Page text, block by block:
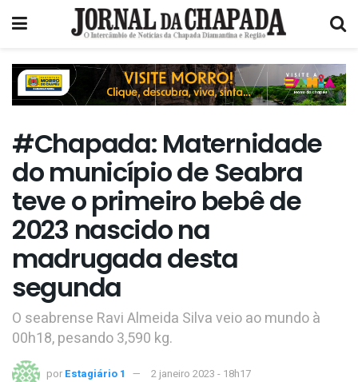
#Chapada: Maternidade
do município de Seabra
teve o primeiro bebê de
2023 nascido na
madrugada desta
segunda
O seabrense Ravi Almeida Silva veio ao mundo à
00h18, pesando 3,590 kg.
por Estagiário 1 2 janeiro 2023 - 18h17